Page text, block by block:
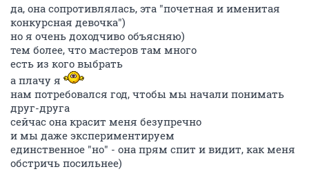
да, она сопротивлялась, эта "почетная и именитая
конкурсная девочка")
но я очень доходчиво объясняю)
тем более, что мастеров там много
есть из кого выбрать
а плачу я
нам потребовался год, чтобы мы начали понимать
друг-друга
сейчас она красит меня безупречно
и мы даже экспериментируем
единственное "но" - она прям спит и видит, как меня
обстричь посильнее)